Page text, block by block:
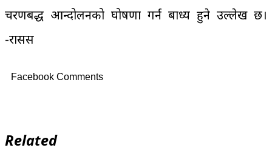
चरणबद्ध आन्दोलनको घोषणा गर्न बाध्य हुने उल्लेख छ।
-रासस
Facebook Comments
Related